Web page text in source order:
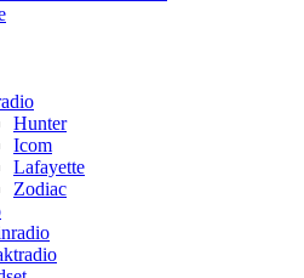
Hunter
Icom
Lafayette
Zodiac